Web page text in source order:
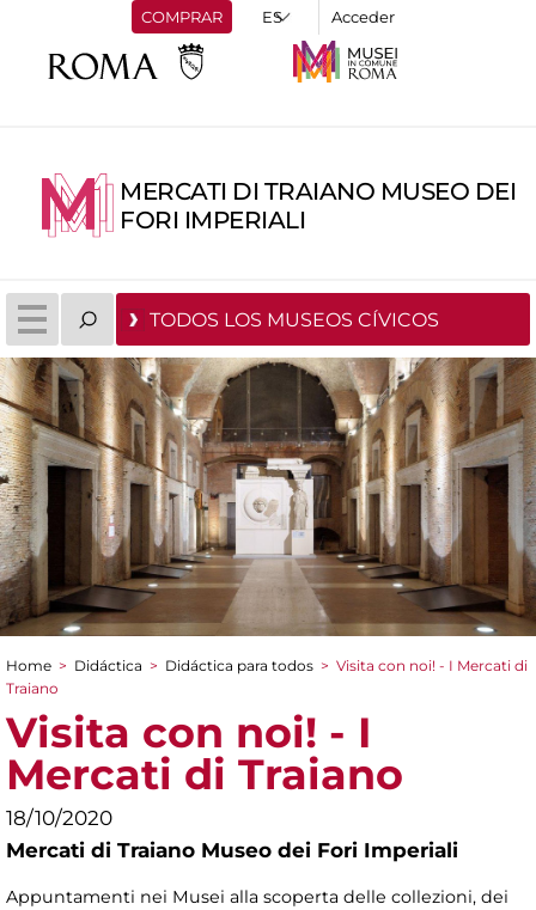
COMPRAR Acceder
MERCATI DI TRAIANO MUSEO DEI
FORI IMPERIALI
TODOS LOS MUSEOS CÍVICOS
You are here
Home > Didáctica > Didáctica para todos > Visita con noi! - I Mercati di
Traiano
Visita con noi! - I
Mercati di Traiano
18/10/2020
Mercati di Traiano Museo dei Fori Imperiali
Appuntamenti nei Musei alla scoperta delle collezioni, dei